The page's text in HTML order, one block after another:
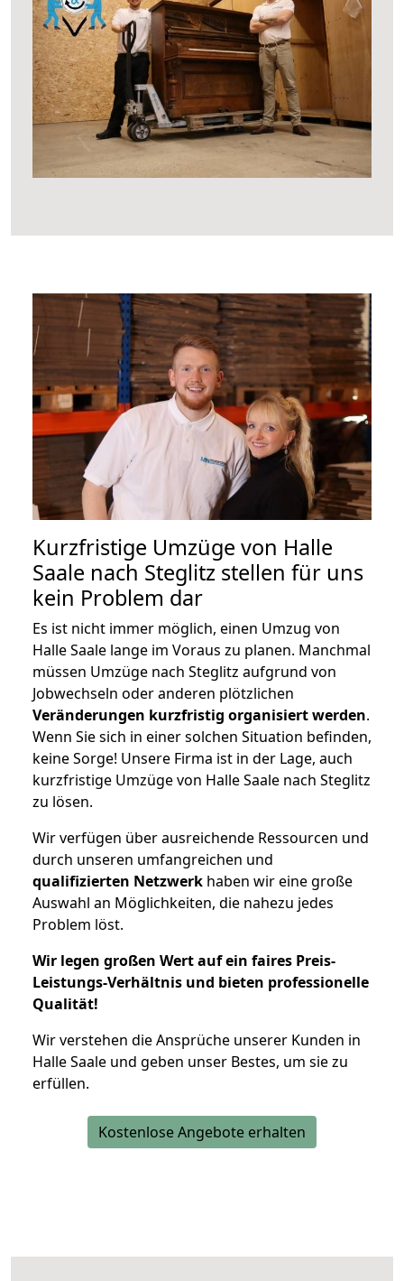
Kurzfristige Umzüge von Halle
Saale nach Steglitz stellen für uns
kein Problem dar
Es ist nicht immer möglich, einen Umzug von
Halle Saale lange im Voraus zu planen. Manchmal
müssen Umzüge nach Steglitz aufgrund von
Jobwechseln oder anderen plötzlichen
Veränderungen kurzfristig organisiert werden.
Wenn Sie sich in einer solchen Situation befinden,
keine Sorge! Unsere Firma ist in der Lage, auch
kurzfristige Umzüge von Halle Saale nach Steglitz
zu lösen.
Wir verfügen über ausreichende Ressourcen und
durch unseren umfangreichen und
qualifizierten Netzwerk haben wir eine große
Auswahl an Möglichkeiten, die nahezu jedes
Problem löst.
Wir legen großen Wert auf ein faires Preis-
Leistungs-Verhältnis und bieten professionelle
Qualität!
Wir verstehen die Ansprüche unserer Kunden in
Halle Saale und geben unser Bestes, um sie zu
erfüllen.
Kostenlose Angebote erhalten